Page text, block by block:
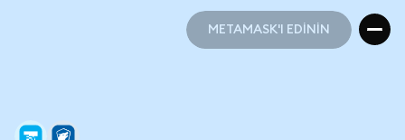
METAMASK'I EDİNİN